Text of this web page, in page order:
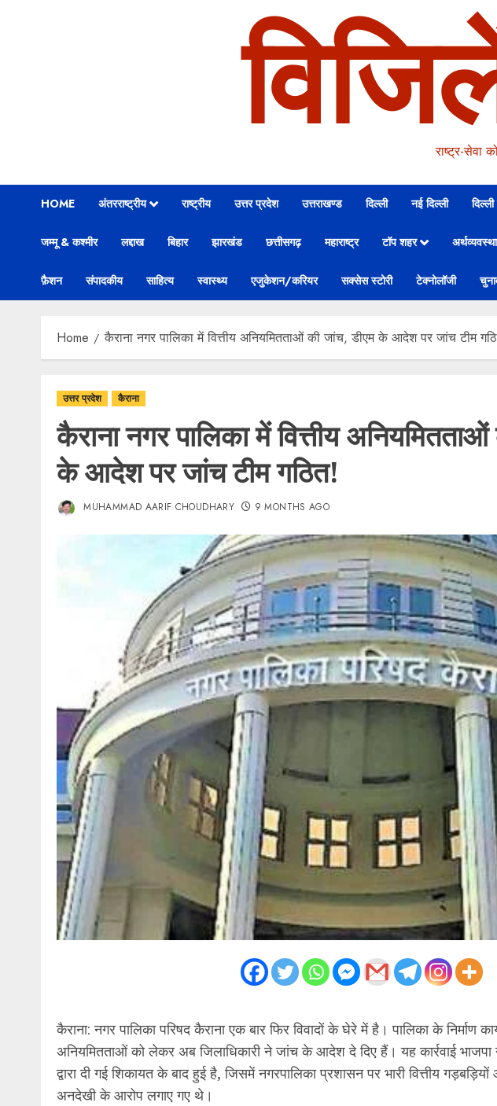
राष्ट्र-सेवा
HOME अंतरराष्ट्रीय राष्ट्रीय उत्तर प्रदेश उत्तराखण्ड दिल्ली नई दिल्ली
जम्मू & कश्मीर लद्दाख बिहार झारखंड छत्तीसगढ़ महाराष्ट्र टॉप शहर अर्थव्यवस्था
फ़ैशन संपादकीय साहित्य स्वास्थ्य एजुकेशन/करियर सक्सेस स्टोरी टेक्नोलॉजी
Home कैराना नगर पालिका में वित्तीय अनियमितताओं की जांच, डीएम के आदेश पर जांच टीम
उत्तर प्रदेश कैराना
कैराना नगर पालिका में वित्तीय
के आदेश पर जांच टीम गठित!
MUHAMMAD AARIF CHOUDHARY 9 MONTHS AGO
कैराना: नगर पालिका परिषद कैराना एक बार फिर विवादों के घेरे में है। पालिका के निर्माण
अनियमितताओं को लेकर अब जिलाधिकारी ने जांच के आदेश दे दिए हैं। यह कार्रवाई
द्वारा दी गई शिकायत के बाद हुई है, जिसमें नगरपालिका प्रशासन पर भारी वित्तीय गड़बड़ियों
अनदेखी के आरोप लगाए गए थे।